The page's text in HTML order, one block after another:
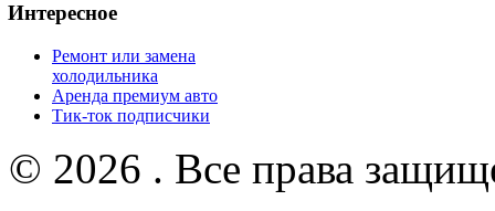
Интересное
Ремонт или замена
холодильника
Аренда премиум авто
Тик-ток подписчики
© 2026 . Все права